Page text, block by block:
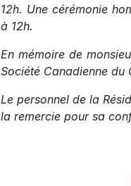
12h. Une cérémonie
à 12h.
En mémoire de
Société Canadienne du
Le personnel de la
la remercie pour sa